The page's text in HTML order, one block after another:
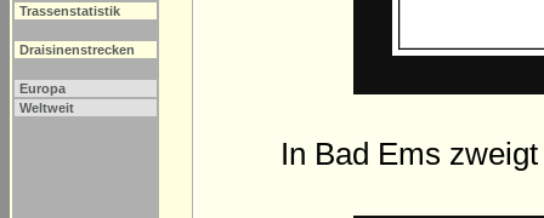
Trassenstatistik
Draisinenstrecken
Europa
Weltweit
In Bad Ems